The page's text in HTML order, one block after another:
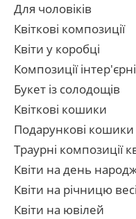
Для чоловіків
Квіткові композиції
Квіти у коробці
Композиції інтер'єрні
Букет із солодощів
Квіткові кошики
Подарункові кошики
Траурні композиції
Квіти на день
Квіти на річницю
Квіти на ювілей